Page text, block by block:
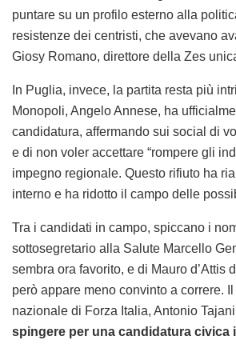
puntare su un profilo esterno alla
resistenze dei centristi, che avevano
Giosy Romano, direttore della Zes
In Puglia, invece, la partita resta più
Monopoli, Angelo Annese, ha
candidatura, affermando sui social di
e di non voler accettare “rompere gli
impegno regionale. Questo rifiuto ha
interno e ha ridotto il campo delle
Tra i candidati in campo, spiccano i
sottosegretario alla Salute Marcello
sembra ora favorito, e di Mauro d’Attis
però appare meno convinto a correre.
nazionale di Forza Italia, Antonio
spingere per una candidatura civica